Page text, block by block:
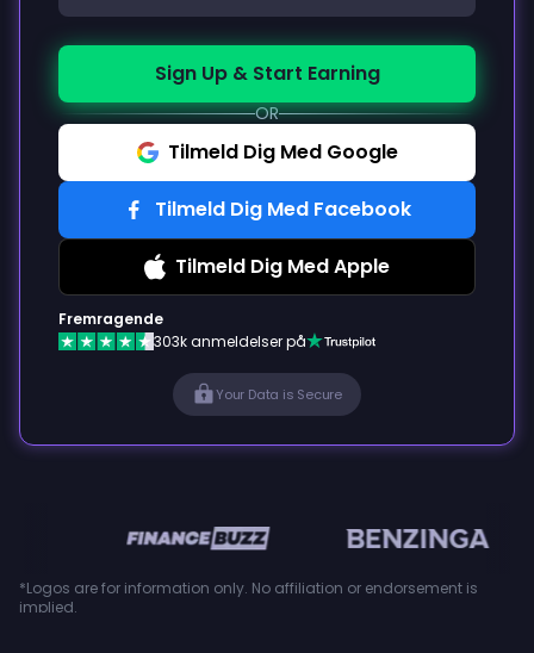
Sign Up & Start Earning
OR
Tilmeld Dig Med Google
Tilmeld Dig Med Facebook
Tilmeld Dig Med Apple
Fremragende
303k anmeldelser på
Your Data is Secure
*Logos are for information only. No affiliation or endorsement is
implied.